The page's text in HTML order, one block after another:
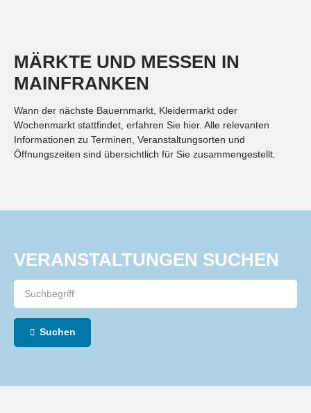
MÄRKTE UND MESSEN IN
MAINFRANKEN
Wann der nächste Bauernmarkt, Kleidermarkt oder
Wochenmarkt stattfindet, erfahren Sie hier. Alle relevanten
Informationen zu Terminen, Veranstaltungsorten und
Öffnungszeiten sind übersichtlich für Sie zusammengestellt.
VERANSTALTUNGEN SUCHEN
Suchen